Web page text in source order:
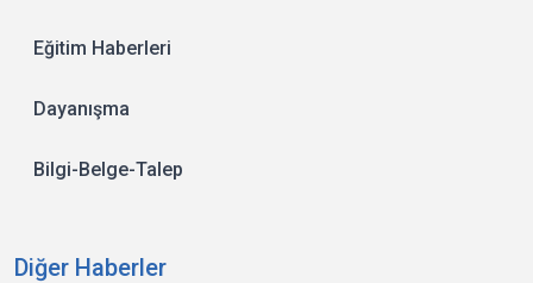
Eğitim Haberleri
Dayanışma
Bilgi-Belge-Talep
Diğer Haberler